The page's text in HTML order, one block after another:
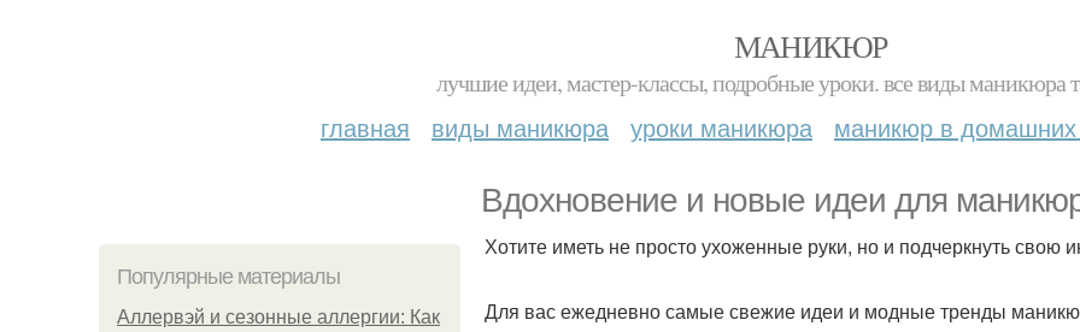
МАНИКЮР
лучшие идеи, мастер-классы, подробные уроки. все виды маникюра
главная виды маникюра уроки маникюра маникюр в домашних
Вдохновение и новые идеи для
Популярные материалы
Аллервэй и сезонные аллергии: Как
Хотите иметь не просто ухоженные руки, но и подчеркнуть свою
Для вас ежедневно самые свежие идеи и модные тренды